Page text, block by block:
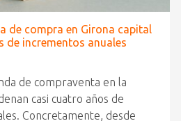
de compra en Girona capital
de incrementos anuales
de compraventa en la
casi cuatro años de
Concretamente, desde